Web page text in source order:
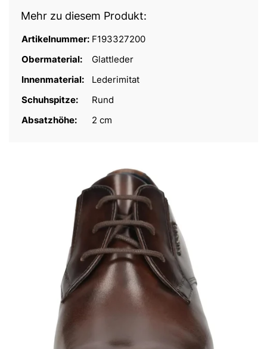
Mehr zu diesem Produkt:
Artikelnummer: F193327200
Obermaterial:
Glattleder
Innenmaterial:
Lederimitat
Schuhspitze:
Rund
Absatzhöhe:
2 cm